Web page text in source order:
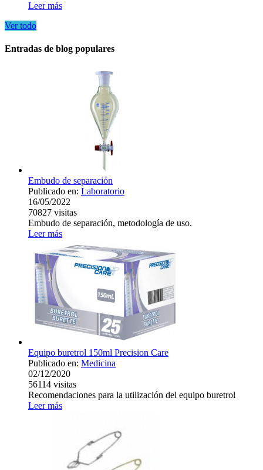
Leer más
Ver todo
Entradas de blog populares
Embudo de separación
Publicado en: Laboratorio
16/05/2022
70827 visitas
Embudo de separación, metodología de uso.
Leer más
Equipo buretrol 150ml Precision Care
Publicado en: Medicina
02/12/2020
56114 visitas
Recomendaciones para la utilización del equipo buretrol
Leer más